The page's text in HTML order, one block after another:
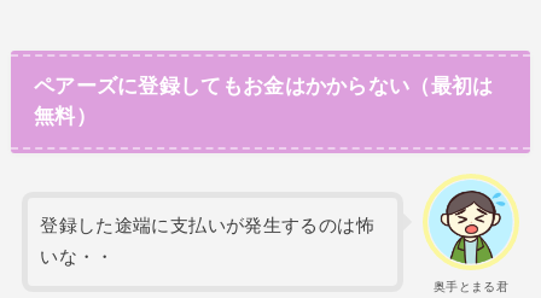
ペアーズに登録してもお金はかからない（最初は
無料）
奥手とまる君
登録した途端に支払いが発生するのは怖
いな・・